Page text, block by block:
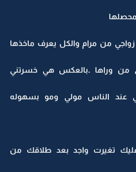
زواجي من مرام والكل يعرف ماخذها
وراها .بالعكس هي خسرتني
عند الناس مولي ومو بسهوله
عليك تغيرت واجد بعد طلاقك من